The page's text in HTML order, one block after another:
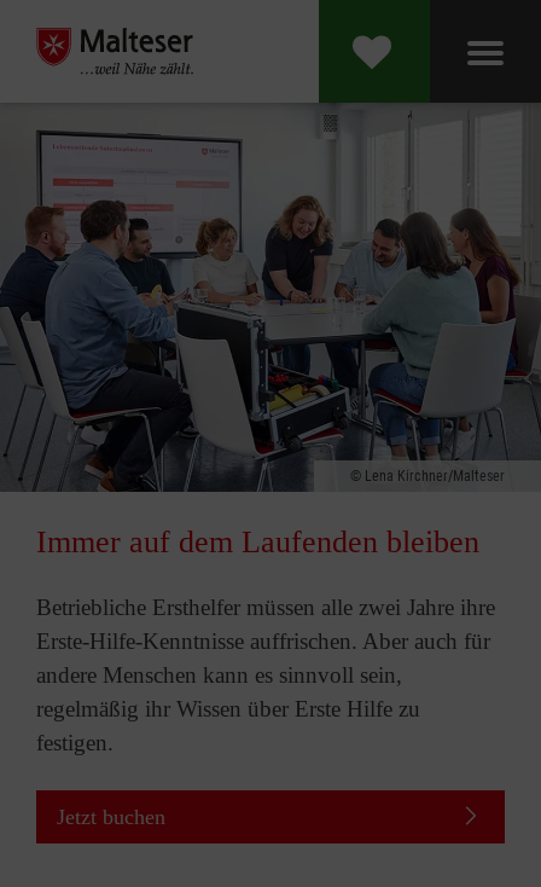
Lena Kirchner/Malteser
Immer auf dem Laufenden bleiben
Betriebliche Ersthelfer müssen alle zwei Jahre ihre
Erste-Hilfe-Kenntnisse auffrischen. Aber auch für
andere Menschen kann es sinnvoll sein,
regelmäßig ihr Wissen über Erste Hilfe zu
festigen.
Jetzt buchen